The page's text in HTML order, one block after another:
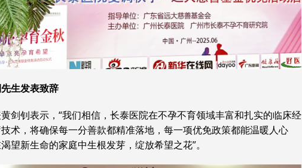
生发表致辞
剑钊表示，“我们相信，长泰医院在不孕不育领域丰富和扎实的临床经
术，将确保每一分善款都精准落地，每一项优免政策都能温暖人心
新生命的家庭中生根发芽，绽放希望之花”。